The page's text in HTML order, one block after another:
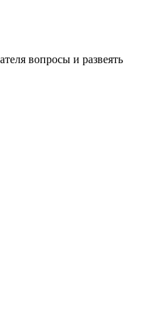
вопросы и развеять